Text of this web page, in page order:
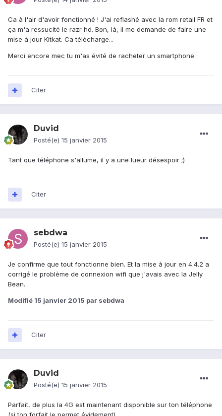
Ca à l'air d'avoir fonctionné ! J'ai reflashé avec la rom retail FR et
ça m'a ressucité le razr hd. Bon, là, il me demande de faire une
mise à jour Kitkat. Ca télécharge...
Merci encore mec tu m'as évité de racheter un smartphone.
Citer
Duvid
Posté(e) 15 janvier 2015
Tant que téléphone s'allume, il y a une lueur désespoir ;)
Citer
sebdwa
Posté(e) 15 janvier 2015
Je confirme que tout fonctionne bien. Et la mise à jour en 4.4.2 a
corrigé le problème de connexion wifi que j'avais avec la Jelly
Bean.
Modifié 15 janvier 2015 par sebdwa
Citer
Duvid
Posté(e) 15 janvier 2015
Parfait, de plus la 4G est maintenant disponible sur ton téléphone